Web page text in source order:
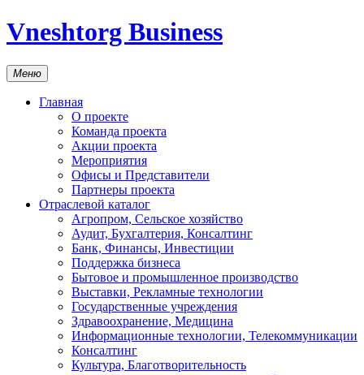
Vneshtorg Business
Меню
Главная
О проекте
Команда проекта
Акции проекта
Мероприятия
Офисы и Представители
Партнеры проекта
Отраслевой каталог
Агропром, Сельское хозяйство
Аудит, Бухгалтерия, Консалтинг
Банк, Финансы, Инвестиции
Поддержка бизнеса
Бытовое и промышленное производство
Выставки, Рекламные технологии
Государственные учреждения
Здравоохранение, Медицина
Информационные технологии, Телекоммуникации
Консалтинг
Культура, Благотворительность